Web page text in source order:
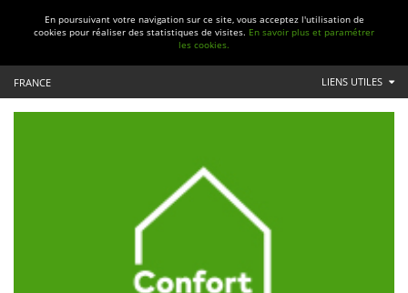
En poursuivant votre navigation sur ce site, vous acceptez l'utilisation de
cookies pour réaliser des statistiques de visites. En savoir plus et paramétrer
les cookies.
FRANCE LIENS UTILES